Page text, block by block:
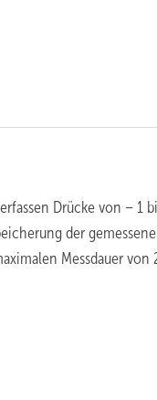
Drücke von – 1
der
Messdauer von